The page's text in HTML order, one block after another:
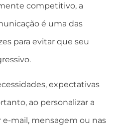
competitivo, a
é uma das
para evitar que seu
expectativas
ao personalizar a
e-mail, mensagem ou nas